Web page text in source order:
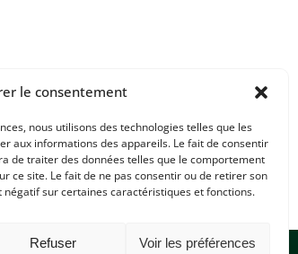
le consentement
nous utilisons des technologies telles que les
aux informations des appareils. Le fait de consentir
de traiter des données telles que le comportement
ce site. Le fait de ne pas consentir ou de retirer son
sur certaines caractéristiques et fonctions.
Refuser Voir les préférences